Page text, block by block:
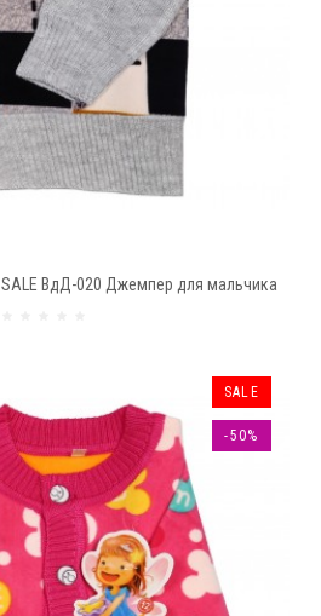
SALE ВдД-020 Джемпер для мальчика
SALE
-50%